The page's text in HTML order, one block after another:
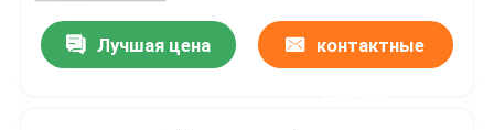
Лучшая цена контактные